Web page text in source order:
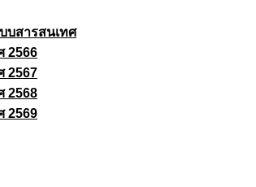
บสารสนเทศ
2566
2567
2568
2569